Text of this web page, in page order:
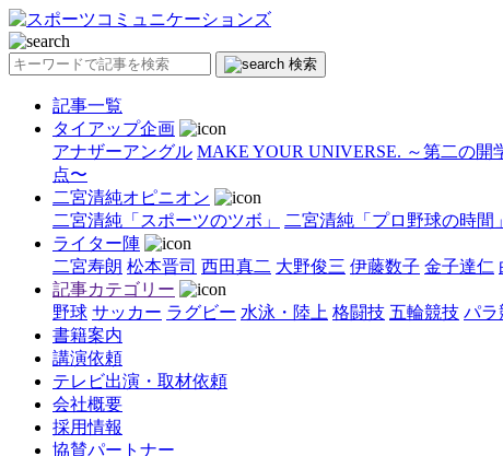
検索
記事一覧
タイアップ企画
アナザーアングル MAKE YOUR UNIVERSE. ～第二の開
点〜
二宮清純オピニオン
二宮清純「スポーツのツボ」
二宮清純「プロ野球の時間」
ライター陣
二宮寿朗 松本晋司 西田真二 大野俊三 伊藤数子 金子達仁
記事カテゴリー
野球 サッカー ラグビー 水泳・陸上 格闘技 五輪競技 パラ
書籍案内
講演依頼
テレビ出演・取材依頼
会社概要
採用情報
協賛パートナー